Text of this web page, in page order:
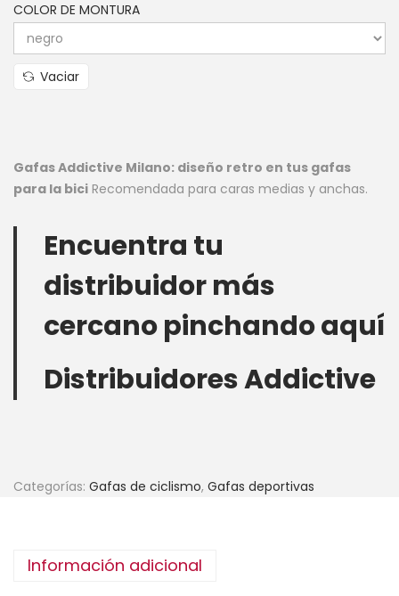
COLOR DE MONTURA
Vaciar
Gafas Addictive Milano: diseño retro en tus gafas
para la bici Recomendada para caras medias y anchas.
Encuentra tu
distribuidor más
cercano pinchando aquí
Distribuidores Addictive
Categorías: Gafas de ciclismo, Gafas deportivas
Información adicional